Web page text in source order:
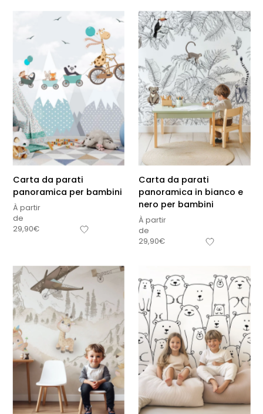
Carta da parati
panoramica per bambini
À partir
de
29,90€
Carta da parati
panoramica in bianco e
nero per bambini
À partir
de
29,90€